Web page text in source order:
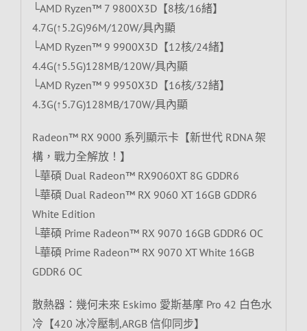
└AMD Ryzen™ 7 9800X3D【8核/16緒】
4.7G(↑5.2G)96M/120W/具內顯
└AMD Ryzen™ 9 9900X3D【12核/24緒】
4.4G(↑5.5G)128MB/120W/具內顯
└AMD Ryzen™ 9 9950X3D【16核/32緒】
4.3G(↑5.7G)128MB/170W/具內顯
Radeon™ RX 9000 系列顯示卡【新世代 RDNA 架
構，戰力全解放！】
└華碩 Dual Radeon™ RX9060XT 8G GDDR6
└華碩 Dual Radeon™ RX 9060 XT 16GB GDDR6
White Edition
└華碩 Prime Radeon™ RX 9070 16GB GDDR6 OC
└華碩 Prime Radeon™ RX 9070 XT White 16GB
GDDR6 OC
散熱器：幾何未來 Eskimo 愛斯基摩 Pro 42 白色水
冷【420 冰冷壓制,ARGB 信仰同步】